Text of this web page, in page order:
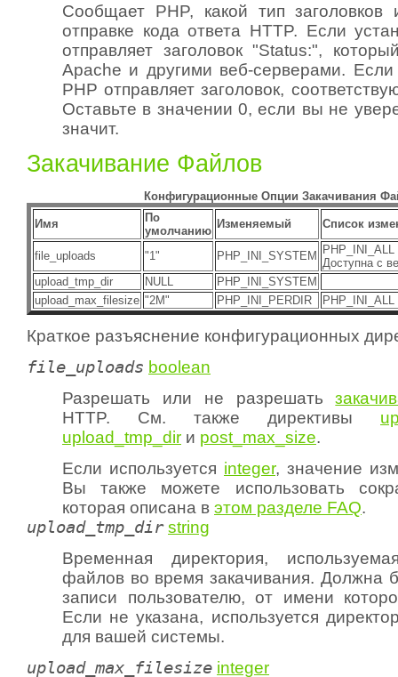
Сообщает PHP, какой тип заголовков
отправке кода ответа HTTP. Если
отправляет заголовок "Status:",
Apache и другими веб-серверами.
PHP отправляет заголовок,
Оставьте в значении 0, если вы не
значит.
Закачивание Файлов
Конфигурационные Опции Закачивания
Имя
По
умолчанию
Изменяемый Список
file_uploads "1" PHP_INI_SYSTEM
Доступна с
upload_tmp_dir
NULL
PHP_INI_SYSTEM
upload_max_filesize "2M" PHP_INI_PERDIR
Краткое разъяснение конфигурационных
file_uploads boolean
Разрешать или не разрешать
HTTP. См. также директивы
upload_tmp_dir и post_max_size.
Если используется integer, значение
Вы также можете использовать
которая описана в этом разделе FAQ.
upload_tmp_dir string
Временная директория,
файлов во время закачивания. Должна
записи пользователю, от имени
Если не указана, используется
для вашей системы.
upload_max_filesize integer